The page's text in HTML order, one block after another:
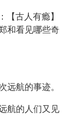
【古人有瘾】
和看见哪些奇
远航的事迹。
航的人们又见